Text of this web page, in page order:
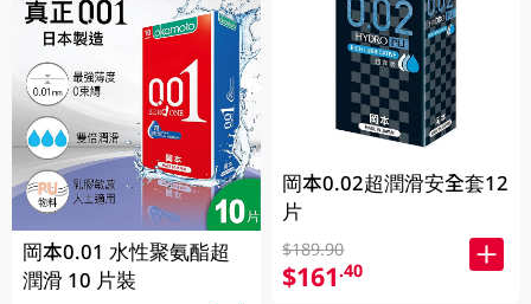
岡本0.01 水性聚氨酯超
潤滑 10 片裝
岡本0.02超潤滑安全套12
片
$189.90
$161.40